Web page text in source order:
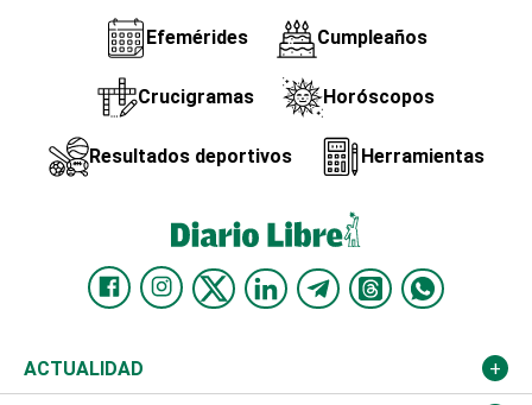
Efemérides Cumpleaños
Crucigramas Horóscopos
Resultados deportivos Herramientas
ACTUALIDAD